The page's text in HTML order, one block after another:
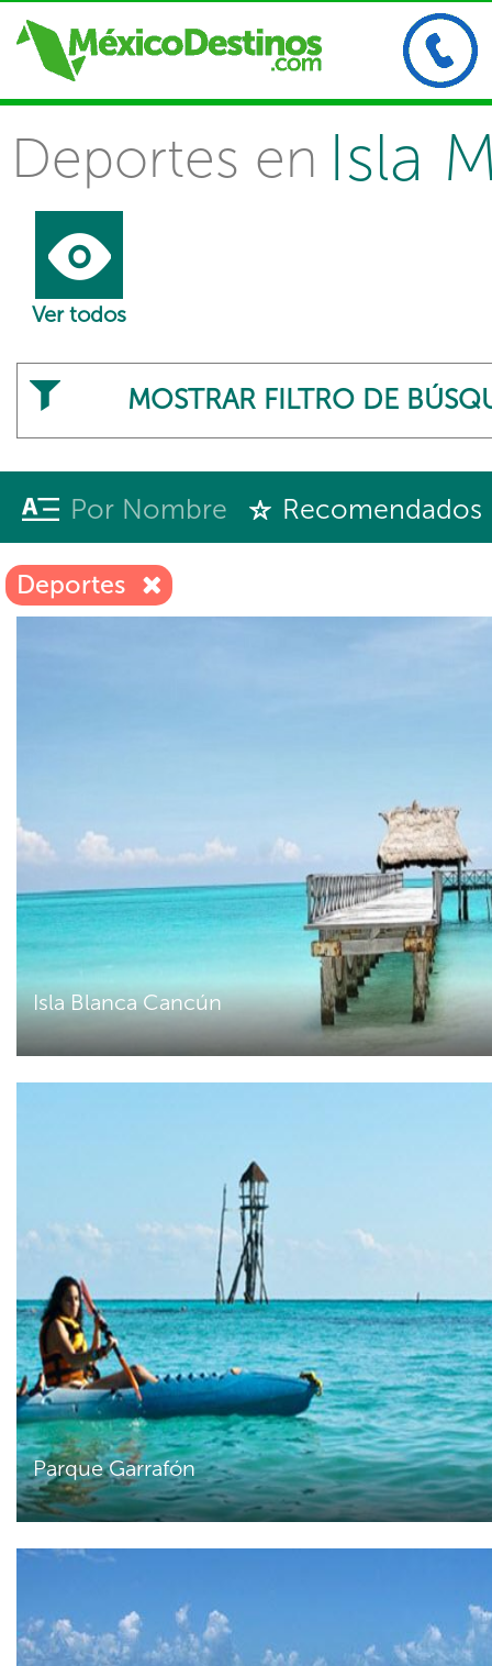
Deportes en Isla
Ver todos
MOSTRAR FILTRO DE
Por Nombre Recomendados
Deportes
Isla Blanca Cancún
Parque Garrafón